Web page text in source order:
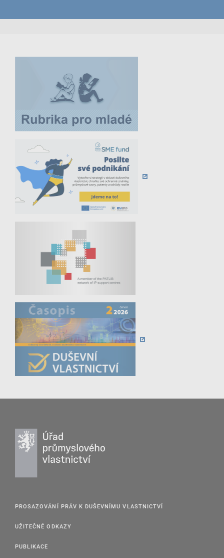
PROSAZOVÁNÍ PRÁV K DUŠEVNÍMU VLASTNICTVÍ
UŽITEČNÉ ODKAZY
PUBLIKACE